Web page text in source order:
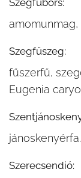
amomunmag,
Szegfűszeg:
fűszerfű,
Eugenia
jánoskenyérfa.
Szerecsendió: